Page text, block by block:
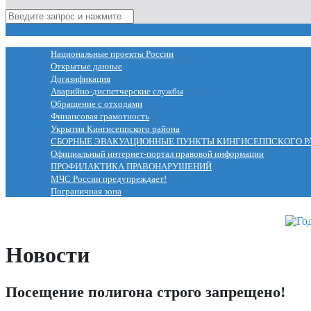
Национальные проекты России
Открытые данные
Догазификация
Аварийно-диспетчерские службы
Обращение с отходами
Финансовая грамотность
Укрытия Кингисеппского района
СБОРНЫЕ ЭВАКУАЦИОННЫЕ ПУНКТЫ КИНГИСЕППСКОГО
Официальный интернет-портал правовой информации
ПРОФИЛАКТИКА ПРАВОНАРУШЕНИЙ
МЧС России предупреждает!
Пограничная зона
Новости
Посещение полигона строго запрещено!